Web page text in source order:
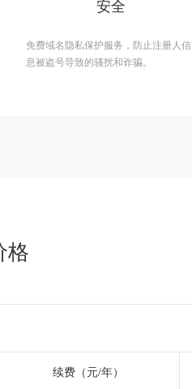
安全
免费域名隐私保护服务，防止注册人信
息被盗号导致的骚扰和诈骗。
格
续费（元/年）